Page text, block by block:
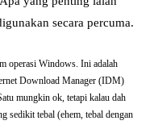
secara percuma.
operasi Windows. Ini adalah
Download Manager (IDM)
mungkin ok, tetapi kalau dah
sedikit tebal (ehem, tebal dengan